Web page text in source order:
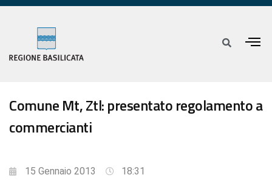
Comune Mt, Ztl: presentato regolamento a
commercianti
15 Gennaio 2013 18:31